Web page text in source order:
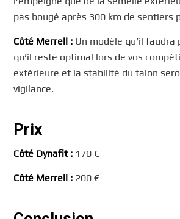
pas bougé après 300 km de sentiers
Côté Merrell : Un modèle qu’il faudra
qu’il reste optimal lors de vos
extérieure et la stabilité du talon
vigilance.
Prix
Côté Dynafit : 170 €
Côté Merrell : 200 €